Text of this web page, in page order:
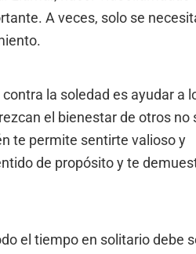
A veces, solo se
la soledad es ayudar a
el bienestar de otros no
te permite sentirte valioso y
de propósito y te
el tiempo en solitario debe